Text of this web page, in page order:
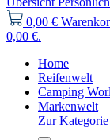
0,00 €
0,00 €.
Home
Reifenwelt
Camping
Markenwelt
Zur